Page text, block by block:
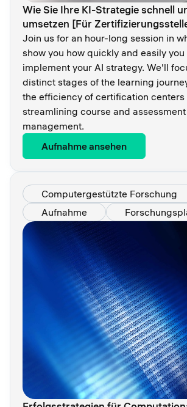
Wie Sie Ihre KI-Strategie schnell
umsetzen [Für
Join us for an hour-long session in
show you how quickly and easily you
implement your AI strategy. We'll
distinct stages of the learning
the efficiency of certification centers
streamlining course and assessment
management.
Aufnahme ansehen
Computergestützte Forschung
Aufnahme